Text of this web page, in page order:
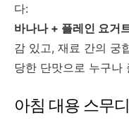
다:
바나나 + 플레인 요거
감 있고, 재료 간의 궁
당한 단맛으로 누구나
아침 대용 스무디